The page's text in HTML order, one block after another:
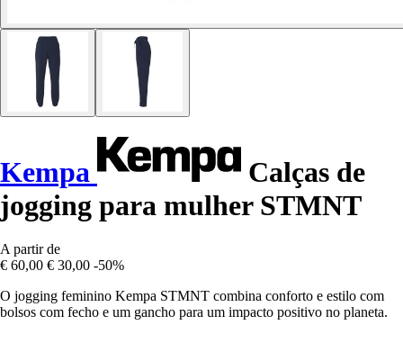
Kempa
Calças de
jogging para mulher STMNT
A partir de
€ 60,00 € 30,00 -50%
O jogging feminino Kempa STMNT combina conforto e estilo com
bolsos com fecho e um gancho para um impacto positivo no planeta.